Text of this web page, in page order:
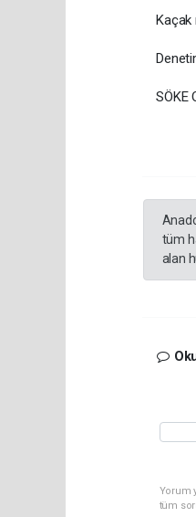
Kaçak
SÖKE
tüm
alan
Yorum
tüm